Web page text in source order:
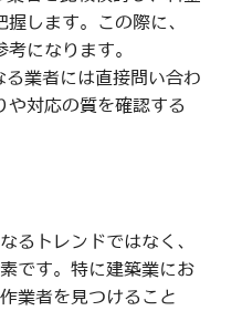
します。この際に、
になります。
業者には直接問い合わ
や対応の質を確認する
るトレンドではなく、
です。特に建築業にお
業者を見つけること